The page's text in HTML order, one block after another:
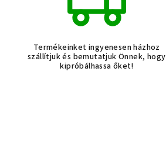
Termékeinket ingyenesen házhoz
szállítjuk és bemutatjuk Önnek, hogy
kipróbálhassa őket!